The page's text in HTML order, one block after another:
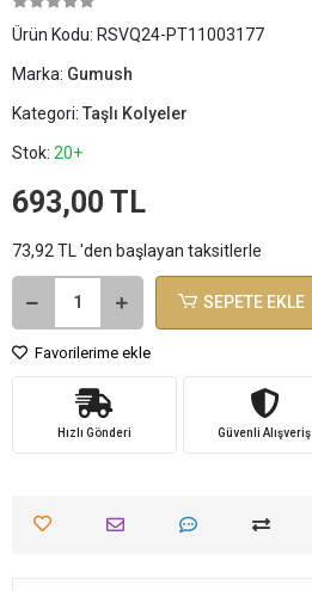
Ürün Kodu: RSVQ24-PT11003177
Marka: Gumush
Kategori: Taşlı Kolyeler
Stok: 20+
693,00 TL
73,92 TL 'den başlayan taksitlerle
SEPETE EKLE
Favorilerime ekle
Hızlı Gönderi Güvenli Alışveriş